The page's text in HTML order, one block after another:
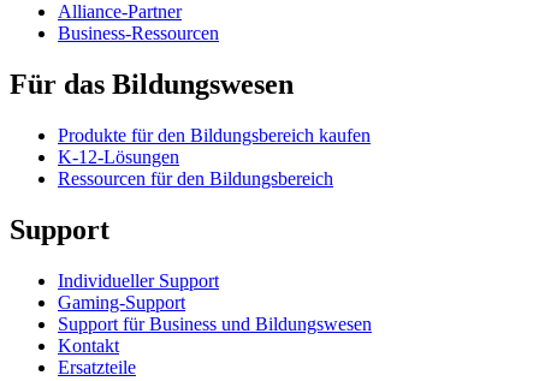
Alliance-Partner
Business-Ressourcen
Für das Bildungswesen
Produkte für den Bildungsbereich kaufen
K-12-Lösungen
Ressourcen für den Bildungsbereich
Support
Individueller Support
Gaming-Support
Support für Business und Bildungswesen
Kontakt
Ersatzteile